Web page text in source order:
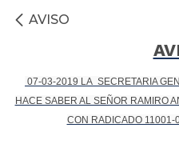
AVISO
07-03-2019 LA SECRETARIA
HACE SABER AL SEÑOR RAMIRO
CON RADICADO